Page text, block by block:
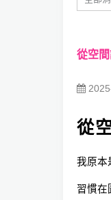
從空
從
我原本
習慣在